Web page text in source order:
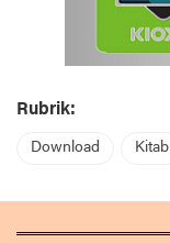
Rubrik:
Download Kitab